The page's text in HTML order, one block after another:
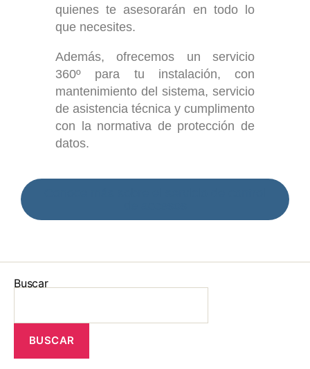
quienes te asesorarán en todo lo
que necesites.
Además, ofrecemos un servicio
360º para tu instalación, con
mantenimiento del sistema, servicio
de asistencia técnica y cumplimento
con la normativa de protección de
datos.
Buscar
BUSCAR